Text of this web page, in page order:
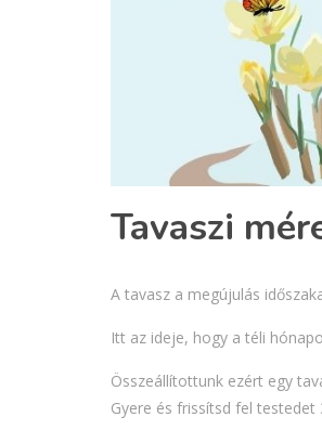
Tavaszi
A tavasz a megújulás
Itt az ideje, hogy a téli
Összeállítottunk ezért egy
Gyere és frissítsd fel testedet